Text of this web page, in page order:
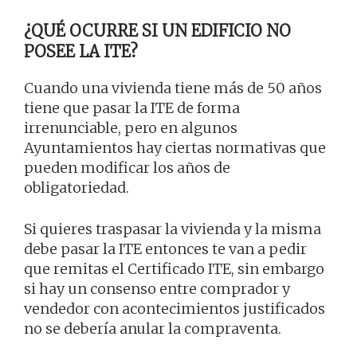
¿QUÉ OCURRE SI UN EDIFICIO NO
POSEE LA ITE?
Cuando una vivienda tiene más de 50 años
tiene que pasar la ITE de forma
irrenunciable, pero en algunos
Ayuntamientos hay ciertas normativas que
pueden modificar los años de
obligatoriedad.
Si quieres traspasar la vivienda y la misma
debe pasar la ITE entonces te van a pedir
que remitas el Certificado ITE, sin embargo
si hay un consenso entre comprador y
vendedor con acontecimientos justificados
no se debería anular la compraventa.